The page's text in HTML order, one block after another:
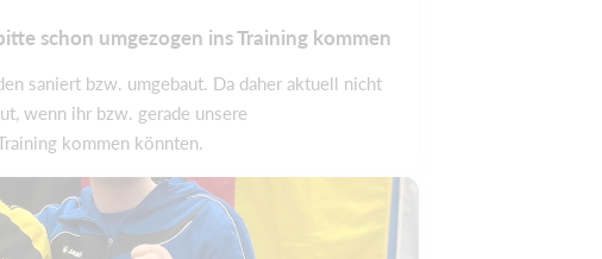
schon umgezogen ins Training kommen
saniert bzw. umgebaut. Da daher aktuell nicht
wenn ihr bzw. gerade unsere
kommen könnten.